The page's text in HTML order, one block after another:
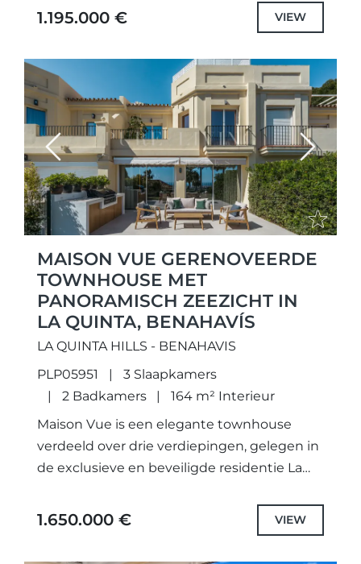
Scandinavische elegantie en mediterrane
1.195.000 € VIEW
Previous Next
MAISON VUE GERENOVEERDE
TOWNHOUSE MET
PANORAMISCH ZEEZICHT IN
LA QUINTA, BENAHAVÍS
LA QUINTA HILLS - BENAHAVIS
PLP05951
3 Slaapkamers
2 Badkamers
164 m² Interieur
Maison Vue is een elegante townhouse
verdeeld over drie verdiepingen, gelegen in
de exclusieve en beveiligde residentie La
volledig gerenoveerd in 2024 en...
1.650.000 € VIEW